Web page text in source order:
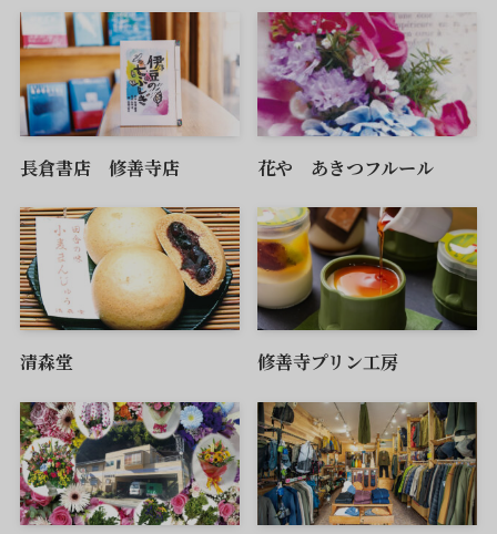
長倉書店 修善寺店 花や あきつフルール
清森堂 修善寺プリン工房